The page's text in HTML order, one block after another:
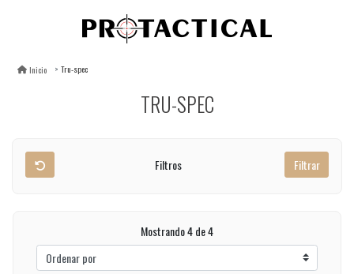
Inicio Tru-spec
TRU-SPEC
Filtros Filtrar
Mostrando 4 de 4